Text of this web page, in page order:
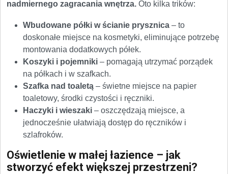
nadmiernego zagracania wnętrza. Oto kilka trików:
Wbudowane półki w ścianie prysznica – to
doskonałe miejsce na kosmetyki, eliminujące potrzebę
montowania dodatkowych półek.
Koszyki i pojemniki – pomagają utrzymać porządek
na półkach i w szafkach.
Szafka nad toaletą – świetne miejsce na papier
toaletowy, środki czystości i ręczniki.
Haczyki i wieszaki – oszczędzają miejsce, a
jednocześnie ułatwiają dostęp do ręczników i
szlafroków.
Oświetlenie w małej łazience – jak
stworzyć efekt większej przestrzeni?